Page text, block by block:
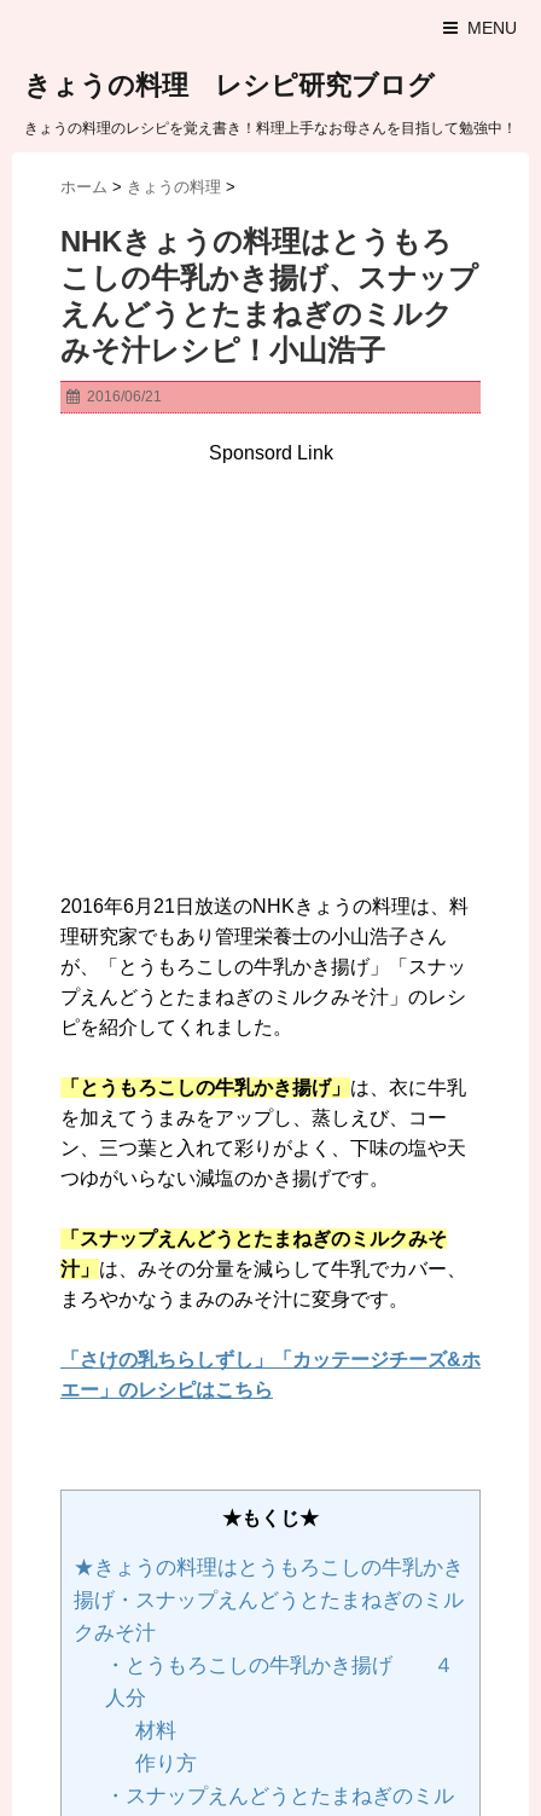
MENU
きょうの料理 レシピ研究ブログ
きょうの料理のレシピを覚え書き！料理上手なお母さんを目指して勉強中！
ホーム > きょうの料理 >
NHKきょうの料理はとうもろ
こしの牛乳かき揚げ、スナップ
えんどうとたまねぎのミルク
みそ汁レシピ！小山浩子
2016/06/21
Sponsord Link
2016年6月21日放送のNHKきょうの料理は、料
理研究家でもあり管理栄養士の小山浩子さん
が、「とうもろこしの牛乳かき揚げ」「スナッ
プえんどうとたまねぎのミルクみそ汁」のレシ
ピを紹介してくれました。
「とうもろこしの牛乳かき揚げ」 は、衣に牛乳
を加えてうまみをアップし、蒸しえび、コー
ン、三つ葉と入れて彩りがよく、下味の塩や天
つゆがいらない減塩のかき揚げです。
「スナップえんどうとたまねぎのミルクみそ
汁」 は、みその分量を減らして牛乳でカバー、
まろやかなうまみのみそ汁に変身です。
「さけの乳ちらしずし」「カッテージチーズ&ホ
エー」のレシピはこちら
★もくじ★
★きょうの料理はとうもろこしの牛乳かき
揚げ・スナップえんどうとたまねぎのミル
クみそ汁
・とうもろこしの牛乳かき揚げ ４
人分
材料
作り方
・スナップえんどうとたまねぎのミル